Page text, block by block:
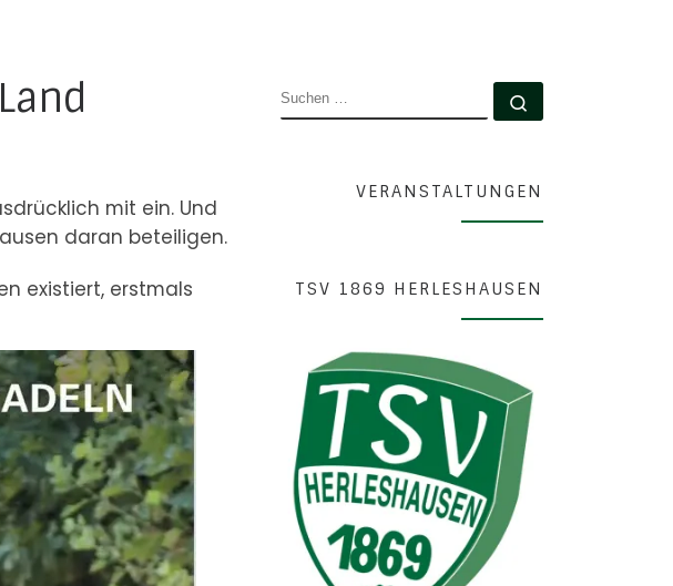
mit ein. Und
daran beteiligen.
existiert, erstmals
SUCHE
VERANSTALTUNGEN
TSV 1869 HERLESHAUSEN